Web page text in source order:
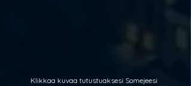
Klikkaa kuvaa tutustuaksesi Somejeesi